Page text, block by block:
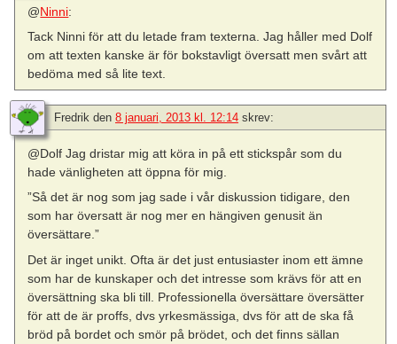
@Ninni:
Tack Ninni för att du letade fram texterna. Jag håller med Dolf
om att texten kanske är för bokstavligt översatt men svårt att
bedöma med så lite text.
Fredrik den 8 januari, 2013 kl. 12:14 skrev:
@Dolf Jag dristar mig att köra in på ett stickspår som du
hade vänligheten att öppna för mig.
”Så det är nog som jag sade i vår diskussion tidigare, den
som har översatt är nog mer en hängiven genusit än
översättare.”
Det är inget unikt. Ofta är det just entusiaster inom ett ämne
som har de kunskaper och det intresse som krävs för att en
översättning ska bli till. Professionella översättare översätter
för att de är proffs, dvs yrkesmässiga, dvs för att de ska få
bröd på bordet och smör på brödet, och det finns sällan